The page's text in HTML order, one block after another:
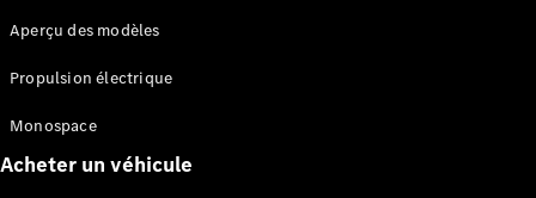
Trouvez un
neuf en
Marco Polo
Aperçu des modèles
Propulsion électrique
Monospace
Acheter un véhicule